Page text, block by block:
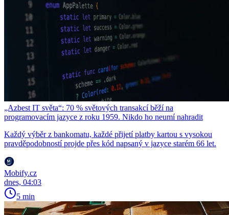
„Azbest IT světa“: 70 % světových transakcí běží na
programovacím jazyce z roku 1959. Nikdo ho neumí nahradit
Každý výběr z bankomatu, každé přijetí platby kartou s vysokou
pravděpodobností projde přes kód napsaný v jazyce starém 66 let.
Mobify.cz
dnes, 04:03
5 min